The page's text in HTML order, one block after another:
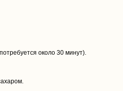
около 30 минут).